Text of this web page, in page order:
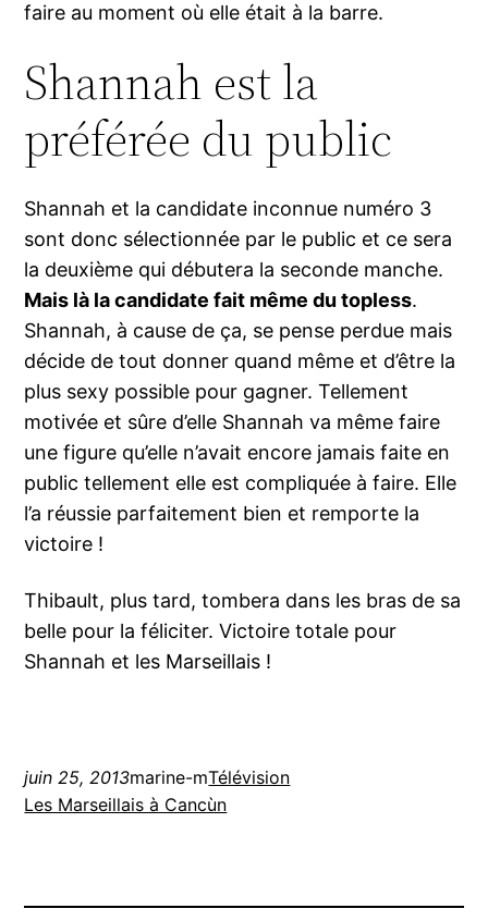
faire au moment où elle était à la barre.
Shannah est la
préférée du public
Shannah et la candidate inconnue numéro 3
sont donc sélectionnée par le public et ce sera
la deuxième qui débutera la seconde manche.
Mais là la candidate fait même du topless.
Shannah, à cause de ça, se pense perdue mais
décide de tout donner quand même et d’être la
plus sexy possible pour gagner. Tellement
motivée et sûre d’elle Shannah va même faire
une figure qu’elle n’avait encore jamais faite en
public tellement elle est compliquée à faire. Elle
l’a réussie parfaitement bien et remporte la
victoire !
Thibault, plus tard, tombera dans les bras de sa
belle pour la féliciter. Victoire totale pour
Shannah et les Marseillais !
juin 25, 2013marine-mTélévision
Les Marseillais à Cancùn